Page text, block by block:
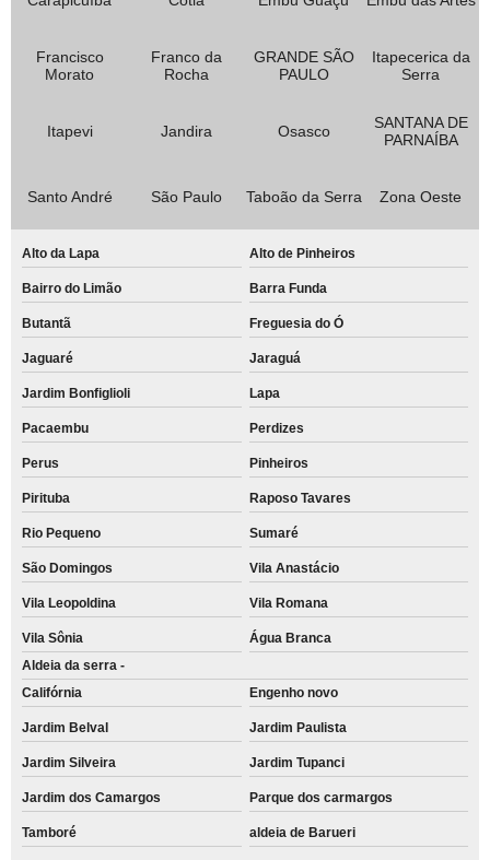
Francisco
Morato
Franco da
Rocha
GRANDE SÃO
PAULO
Itapecerica da
Serra
Itapevi Jandira Osasco
SANTANA DE
PARNAÍBA
Santo André São Paulo Taboão da Serra Zona Oeste
Alto da Lapa Alto de Pinheiros
Bairro do Limão Barra Funda
Butantã Freguesia do Ó
Jaguaré Jaraguá
Jardim Bonfiglioli Lapa
Pacaembu Perdizes
Perus Pinheiros
Pirituba Raposo Tavares
Rio Pequeno Sumaré
São Domingos Vila Anastácio
Vila Leopoldina Vila Romana
Vila Sônia
Água Branca
Aldeia da serra -
Califórnia
Engenho novo
Jardim Belval Jardim Paulista
Jardim Silveira Jardim Tupanci
Jardim dos Camargos Parque dos carmargos
Tamboré aldeia de Barueri